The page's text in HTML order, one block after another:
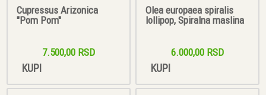
Cupressus Arizonica
"Pom Pom"
7.500,00 RSD
KUPI
Olea europaea spiralis
lollipop, Spiralna maslina
6.000,00 RSD
KUPI